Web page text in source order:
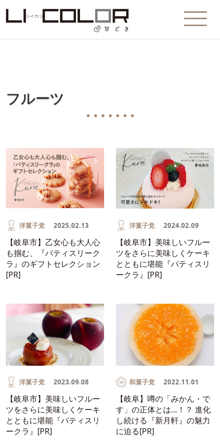
フルーツ
● ● ● ● ● ● ●
洋菓子党 2025.02.13
【岐阜市】乙女心も大人心
も掴む、『パティスリーク
ラ』のギフトセレクション
[PR]
洋菓子党 2024.02.09
【岐阜市】美味しいフルー
ツをさらに美味しくケーキ
とともに堪能『パティスリ
ークラ』[PR]
洋菓子党 2023.09.08
【岐阜市】美味しいフルー
ツをさらに美味しくケーキ
とともに堪能『パティスリ
ークラ』[PR]
和菓子党 2022.11.01
【岐阜】噂の「みかん・で
す」の正体とは…！？ 進化
し続ける『新月軒』の魅力
に迫る[PR]